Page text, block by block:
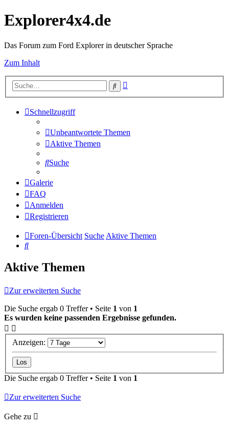
Explorer4x4.de
Das Forum zum Ford Explorer in deutscher Sprache
Zum Inhalt
Suche
Schnellzugriff
Unbeantwortete Themen
Aktive Themen
Suche
Galerie
FAQ
Anmelden
Registrieren
Foren-Übersicht SucheAktive Themen
Suche
Aktive Themen
Zur erweiterten Suche
Die Suche ergab 0 Treffer • Seite 1 von 1
Es wurden keine passenden Ergebnisse gefunden.
Anzeigen:
Die Suche ergab 0 Treffer • Seite 1 von 1
Zur erweiterten Suche
Gehe zu